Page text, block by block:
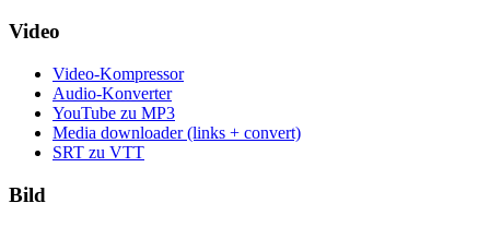
Video
Video-Kompressor
Audio-Konverter
YouTube zu MP3
Media downloader (links + convert)
SRT zu VTT
Bild